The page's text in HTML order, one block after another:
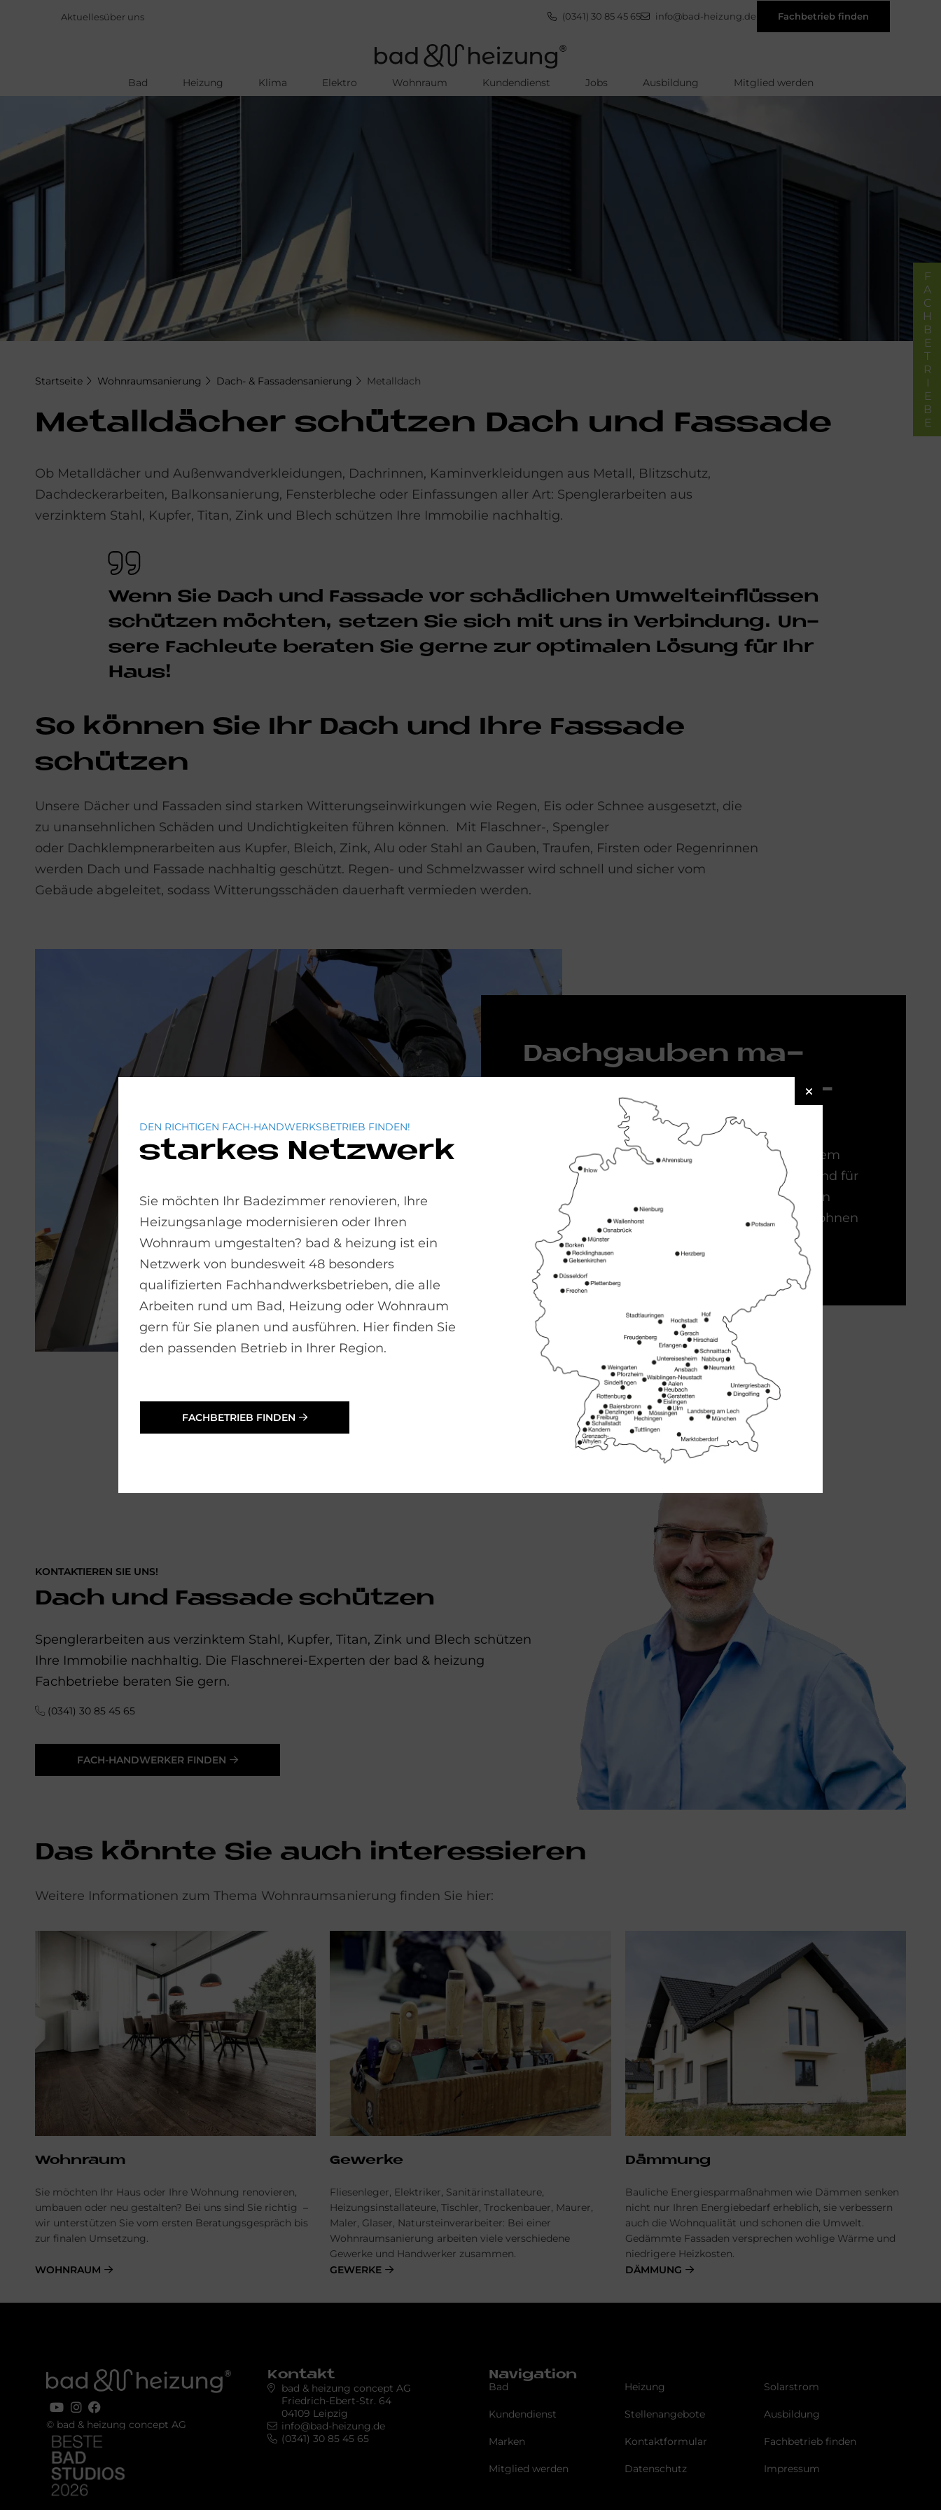
Aktuellesüber uns (0341) 30 85 45 65 info@bad-heizung.de Fachbetrieb finden
Bad Heizung Klima Elektro Wohnraum Kundendienst Jobs Ausbildung Mitglied werden
Startseite Wohnraumsanierung Dach- & Fassadensanierung Metalldach
Me­tall­dä­cher schüt­zen Dach und Fas­sa­de
Ob Metalldächer und Außenwandverkleidungen, Dachrinnen, Kaminverkleidungen aus Metall, Blitzschutz,
Dachdeckerarbeiten, Balkonsanierung, Fensterbleche oder Einfassungen aller Art: Spenglerarbeiten aus
verzinktem Stahl, Kupfer, Titan, Zink und Blech schützen Ihre Immobilie nachhaltig.
Wenn Sie Dach und Fas­sa­de vor schäd­li­chen Um­welt­ein­flüs­sen
schüt­zen möch­ten, set­zen Sie sich mit uns in Ver­bin­dung. Un­
se­re Fach­leu­te be­ra­ten Sie ger­ne zur op­ti­ma­len Lö­sung für Ihr
Haus!
So kön­nen Sie Ihr Dach und Ihre Fas­sa­de
schüt­zen
Unsere Dächer und Fassaden sind starken Witterungseinwirkungen wie Regen, Eis oder Schnee ausgesetzt, die
zu unansehnlichen Schäden und Undichtigkeiten führen können. Mit Flaschner-, Spengler
oder Dachklempnerarbeiten aus Kupfer, Bleich, Zink, Alu oder Stahl an Gauben, Traufen, Firsten oder Regenrinnen
werden Dach und Fassade nachhaltig geschützt. Regen- und Schmelzwasser wird schnell und sicher vom
Gebäude abgeleitet, sodass Witterungsschäden dauerhaft vermieden werden.
Dach­gau­ben ma­
chen Dach­aus­bau­
ten wohn­lich
Beim Ausbau von Dachgeschossen zu wertvollem
Wohnraum sorgen Dachgauben für viel Licht und für
ein wohnliches Ambiente. Die lichtdurchfluteten
Räume unter dem Dach schaffen Platz zum Wohnen
und Arbeiten.
KONTAKTIEREN SIE UNS!
Dach und Fas­sa­de schüt­zen
Spenglerarbeiten aus verzinktem Stahl, Kupfer, Titan, Zink und Blech schützen
Ihre Immobilie nachhaltig. Die Flaschnerei-Experten der bad & heizung
Fachbetriebe beraten Sie gern.
(0341) 30 85 45 65
FACH-HANDWERKER FINDEN
Das könnte Sie auch interessieren
Weitere Informationen zum Thema Wohnraumsanierung finden Sie hier:
Wohnraum
Sie möchten Ihr Haus oder Ihre Wohnung renovieren,
umbauen oder neu gestalten? Bei uns sind Sie richtig –
wir unterstützen Sie vom ersten Beratungsgespräch bis
zur finalen Umsetzung.
WOHNRAUM
Gewerke
Fliesenleger, Elektriker, Sanitärinstallateure,
Heizungsinstallateure, Tischler, Trockenbauer, Maurer,
Maler, Glaser, Natursteinverarbeiter: Bei einer
Wohnraumsanierung arbeiten viele verschiedene
Gewerke und Handwerker zusammen.
GEWERKE
Dämmung
Bauliche Energiesparmaßnahmen wie Dämmen senken
nicht nur Ihren Energiebedarf erheblich, sie verbessern
auch die Wohnqualität und schonen die Umwelt.
Gedämmte Fassaden versprechen wohlige Wärme und
niedrigere Heizkosten.
DÄMMUNG
© bad & heizung concept AG
Bild
Kontakt
bad & heizung concept AG
Friedrich-Ebert-Str. 64
04109 Leipzig
info@bad-heizung.de
(0341) 30 85 45 65
Navigation
Bad Heizung Solarstrom
Kundendienst Stellenangebote Ausbildung
Marken Kontaktformular Fachbetrieb finden
Mitglied werden Datenschutz Impressum
DEN RICHTIGEN FACH-HANDWERKSBETRIEB FINDEN!
starkes Netzwerk
Sie möchten Ihr Badezimmer renovieren, Ihre
Heizungsanlage modernisieren oder Ihren
Wohnraum umgestalten? bad & heizung ist ein
Netzwerk von bundesweit 48 besonders
qualifizierten Fachhandwerksbetrieben, die alle
Arbeiten rund um Bad, Heizung oder Wohnraum
gern für Sie planen und ausführen. Hier finden Sie
den passenden Betrieb in Ihrer Region.
FACHBETRIEB FINDEN
FACHBETRIEBE